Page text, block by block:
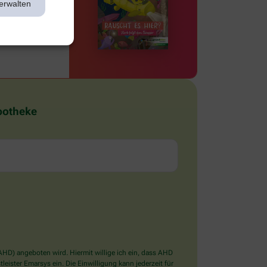
angeboten wird. Hiermit willige ich ein, dass AHD
Emarsys ein. Die Einwilligung kann jederzeit für